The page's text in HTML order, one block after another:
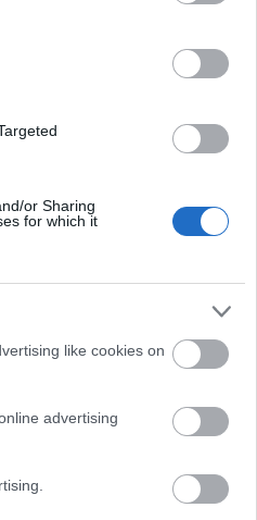
or Sharing
for which it
like cookies on
advertising